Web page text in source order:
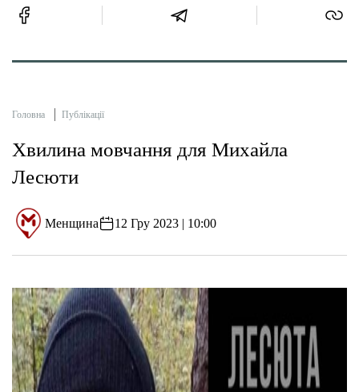
Головна Публікації
Хвилина мовчання для Михайла
Лесюти
Менщина 12 Гру 2023 | 10:00